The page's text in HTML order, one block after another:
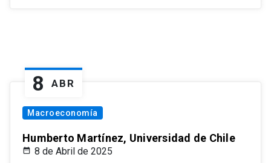
8 ABR
Macroeconomía
Humberto Martínez, Universidad de Chile
8 de Abril de 2025